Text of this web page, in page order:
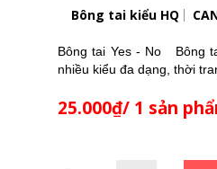
Bông tai kiểu HQ
Bông tai Yes - No Bông
nhiều kiểu đa dạng, thời
25.000₫/ 1 sản